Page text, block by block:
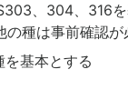
、304、316を
の種は事前確認が
基本とする